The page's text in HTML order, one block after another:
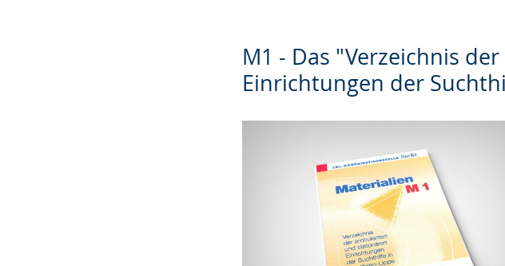
M1 - Das "Verzeichnis
Einrichtungen der